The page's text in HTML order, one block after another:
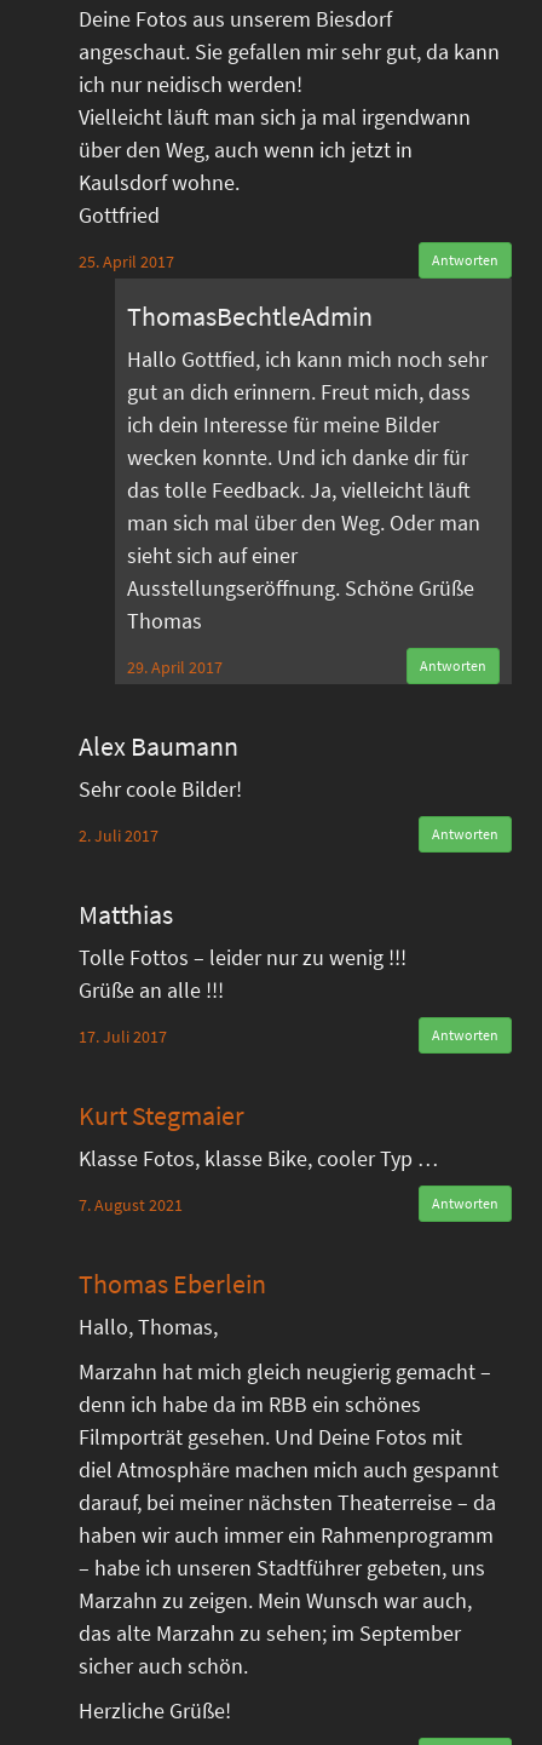
Deine Fotos aus unserem Biesdorf
angeschaut. Sie gefallen mir sehr gut, da kann
ich nur neidisch werden!
Vielleicht läuft man sich ja mal irgendwann
über den Weg, auch wenn ich jetzt in
Kaulsdorf wohne.
Gottfried
25. April 2017 Antworten
ThomasBechtleAdmin
Hallo Gottfied, ich kann mich noch sehr
gut an dich erinnern. Freut mich, dass
ich dein Interesse für meine Bilder
wecken konnte. Und ich danke dir für
das tolle Feedback. Ja, vielleicht läuft
man sich mal über den Weg. Oder man
sieht sich auf einer
Ausstellungseröffnung. Schöne Grüße
Thomas
29. April 2017 Antworten
Alex Baumann
Sehr coole Bilder!
2. Juli 2017 Antworten
Matthias
Tolle Fottos – leider nur zu wenig !!!
Grüße an alle !!!
17. Juli 2017 Antworten
Kurt Stegmaier
Klasse Fotos, klasse Bike, cooler Typ …
7. August 2021 Antworten
Thomas Eberlein
Hallo, Thomas,
Marzahn hat mich gleich neugierig gemacht –
denn ich habe da im RBB ein schönes
Filmporträt gesehen. Und Deine Fotos mit
diel Atmosphäre machen mich auch gespannt
darauf, bei meiner nächsten Theaterreise – da
haben wir auch immer ein Rahmenprogramm
– habe ich unseren Stadtführer gebeten, uns
Marzahn zu zeigen. Mein Wunsch war auch,
das alte Marzahn zu sehen; im September
sicher auch schön.
Herzliche Grüße!